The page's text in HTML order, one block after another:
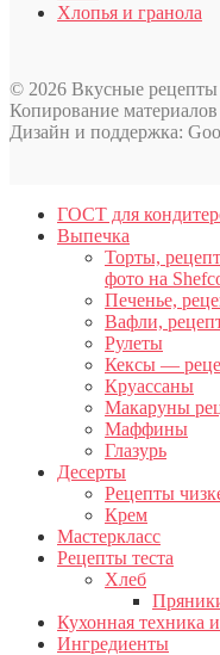
Хлопья и гранола
© 2026 Вкусные рецепты
Копирование
Дизайн и поддержка:
ГОСТ для
Выпечка
Торты,
фото на
Печенье,
Вафли,
Рулеты
Кексы —
Круассаны
Макаруны
Маффины
Глазурь
Десерты
Рецепты
Крем
Мастеркласс
Рецепты теста
Хлеб
Кухонная техника
Ингредиенты